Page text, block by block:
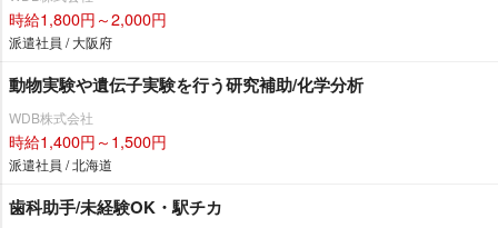
時給1,800円～2,000円
派遣社員 / 大阪府
動物実験や遺伝子実験を行う研究補助/化学分析
WDB株式会社
時給1,400円～1,500円
派遣社員 / 北海道
歯科助手/未経験OK・駅チカ